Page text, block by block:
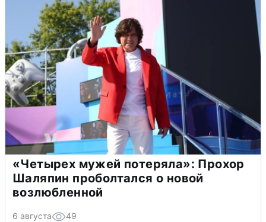
«Четырех мужей потеряла»: Прохор
Шаляпин проболтался о новой
возлюбленной
6 августа 49